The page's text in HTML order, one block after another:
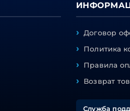
Договор
Политика
Правила
Возврат
Служба